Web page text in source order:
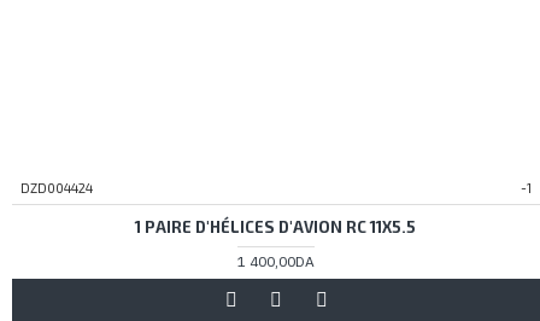
DZD004424 -1
1 PAIRE D'HÉLICES D'AVION RC 11X5.5
1 400,00DA